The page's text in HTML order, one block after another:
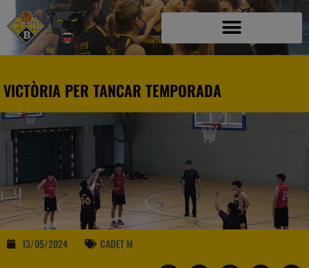
VICTÒRIA PER TANCAR TEMPORADA
13/05/2024 CADET M